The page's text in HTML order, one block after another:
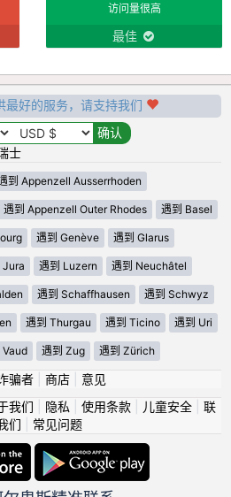
访问量很高
最佳
最好的服务，请支持我们
士
到 Appenzell Ausserrhoden
遇到 Appenzell Outer Rhodes 遇到 Basel
遇到 Genève 遇到 Glarus
Jura 遇到 Luzern 遇到 Neuchâtel
遇到 Schaffhausen 遇到 Schwyz
遇到 Thurgau 遇到 Ticino 遇到 Uri
Vaud 遇到 Zug 遇到 Zürich
骗者| 商店| 意见
我们 隐私 使用条款| 儿童安全| 联
们
常见问题